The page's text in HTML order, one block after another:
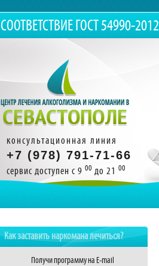
СООТВЕТСТВИЕ ГОСТ 54990-2012
консультационная линия
+7 (978) 791-71-66
сервис доступен с 9 00 до 21 00
Как заставить наркомана лечиться?
Получи программу на E-mail